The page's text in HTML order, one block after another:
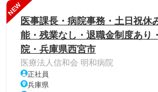
NEW
医事課長・病院事務・土日祝休
能・残業なし・退職金制度あり
院・兵庫県西宮市
医療法人信和会 明和病院
正社員
兵庫県